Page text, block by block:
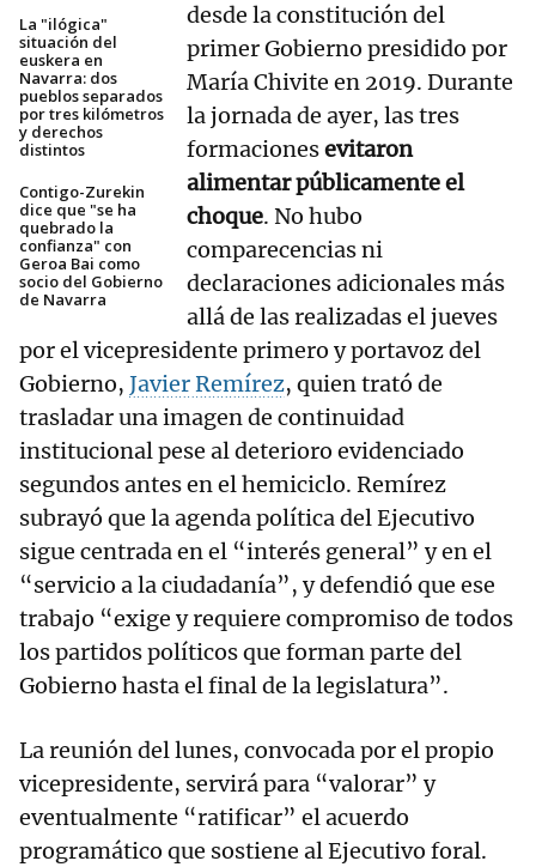
La "ilógica"
situación del
euskera en
Navarra: dos
pueblos separados
por tres kilómetros
y derechos
distintos
Contigo-Zurekin
dice que "se ha
quebrado la
confianza" con
Geroa Bai como
socio del Gobierno
de Navarra
desde la constitución del
primer Gobierno presidido por
María Chivite en 2019. Durante
la jornada de ayer, las tres
formacionesevitaron
alimentar públicamente el
choque. No hubo
comparecencias ni
declaraciones adicionales más
allá de las realizadas el jueves
por el vicepresidente primero y portavoz del
Gobierno, Javier Remírez, quien trató de
trasladar una imagen de continuidad
institucional pese al deterioro evidenciado
segundos antes en el hemiciclo. Remírez
subrayó que la agenda política del Ejecutivo
sigue centrada en el “interés general” y en el
“servicio a la ciudadanía”, y defendió que ese
trabajo “exige y requiere compromiso de todos
los partidos políticos que forman parte del
Gobierno hasta el final de la legislatura”.
La reunión del lunes, convocada por el propio
vicepresidente, servirá para “valorar” y
eventualmente “ratificar” el acuerdo
programático que sostiene al Ejecutivo foral.